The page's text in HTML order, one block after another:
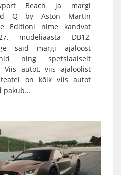
Beach ja margi
Q by Aston Martin
Editioni nime kandvat
mudeliaasta DB12,
said margi ajaloost
ning spetsiaalselt
Viis autot, viis ajaloolist
on kõik viis autot
pakub...